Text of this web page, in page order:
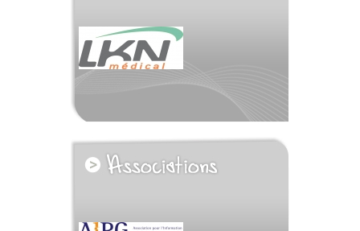
voir tous les partenaires